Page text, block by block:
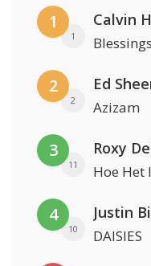
1
1 Blessings
2
2
Ed
Azizam
3
11
Roxy
Hoe Het
4
10
Justin
DAISIES